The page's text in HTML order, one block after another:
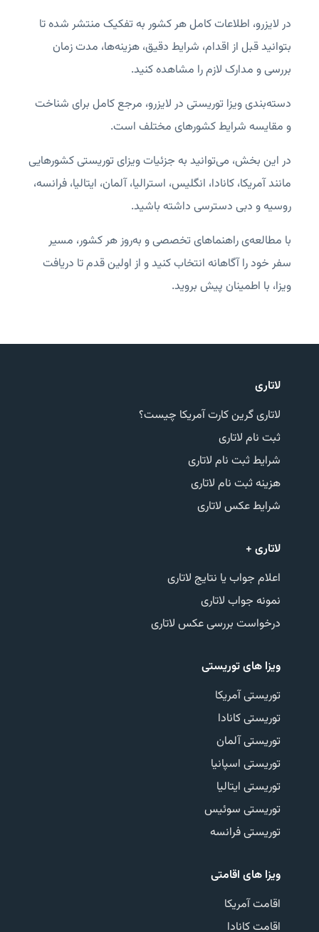
در لایزرو، اطلاعات کامل هر کشور به تفکیک منتشر شده تا
بتوانید قبل از اقدام، شرایط دقیق، هزینه‌ها، مدت زمان
بررسی و مدارک لازم را مشاهده کنید.
دسته‌بندی ویزا توریستی در لایزرو، مرجع کامل برای شناخت
و مقایسه شرایط کشورهای مختلف است.
در این بخش، می‌توانید به جزئیات ویزای توریستی کشورهایی
مانند آمریکا، کانادا، انگلیس، استرالیا، آلمان، ایتالیا، فرانسه،
روسیه و دبی دسترسی داشته باشید.
با مطالعه‌ی راهنماهای تخصصی و به‌روز هر کشور، مسیر
سفر خود را آگاهانه انتخاب کنید و از اولین قدم تا دریافت
ویزا، با اطمینان پیش بروید.
لاتاری
لاتاری گرین کارت آمریکا چیست؟
ثبت نام لاتاری
شرایط ثبت نام لاتاری
هزینه ثبت نام لاتاری
شرایط عکس لاتاری
لاتاری +
اعلام جواب یا نتایج لاتاری
نمونه جواب لاتاری
درخواست بررسی عکس لاتاری
ویزا های توریستی
توریستی آمریکا
توریستی کانادا
توریستی آلمان
توریستی اسپانیا
توریستی ایتالیا
توریستی سوئیس
توریستی فرانسه
ویزا های اقامتی
اقامت آمریکا
اقامت کانادا